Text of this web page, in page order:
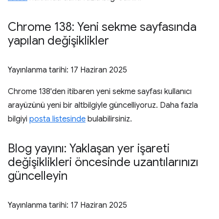
Chrome 138: Yeni sekme sayfasında
yapılan değişiklikler
Yayınlanma tarihi: 17 Haziran 2025
Chrome 138'den itibaren yeni sekme sayfası kullanıcı
arayüzünü yeni bir altbilgiyle güncelliyoruz. Daha fazla
bilgiyi posta listesinde bulabilirsiniz.
Blog yayını: Yaklaşan yer işareti
değişiklikleri öncesinde uzantılarınızı
güncelleyin
Yayınlanma tarihi: 17 Haziran 2025